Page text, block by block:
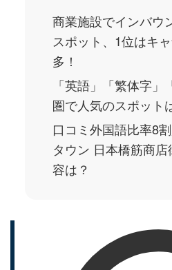
商業施設でインバウ
スポット、1位はキ
多！
「英語」「繁体字
圏で人気のスポット
口コミ外国語比率8
タウン 日本橋筋商
容は？